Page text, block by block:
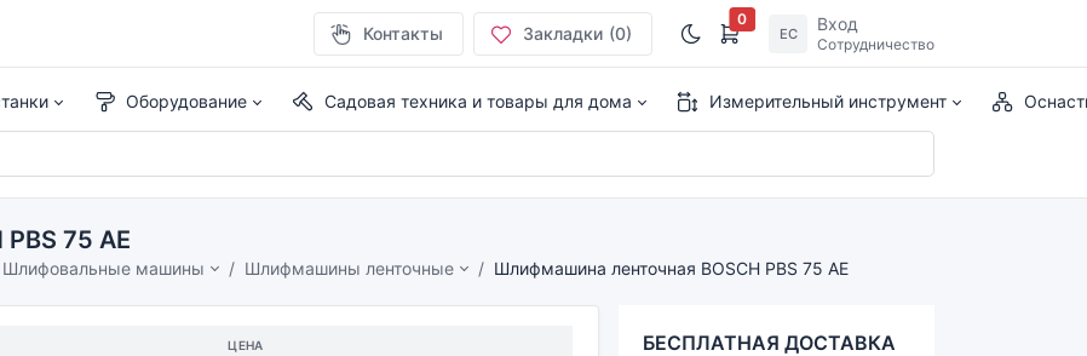
Контакты Закладки (0)
0
ЕС Вход
Сотрудничество
Оборудование Садовая техника и товары для дома Измерительный инструмент
75 AE
Шлифовальные машины Шлифмашины ленточные Шлифмашина ленточная BOSCH PBS 75 AE
ЦЕНА
БЕСПЛАТНАЯ ДОСТАВКА